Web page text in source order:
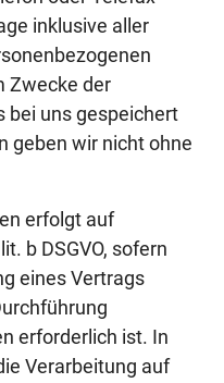
inklusive aller
Zwecke der
bei uns gespeichert
geben wir nicht ohne
erfolgt auf
b DSGVO, sofern
eines Vertrags
erforderlich ist. In
Verarbeitung auf